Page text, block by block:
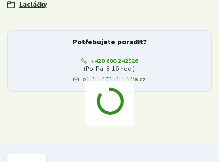
Lacláčky
Potřebujete poradit?
+420 608 242526
(Po-Pá, 8-16 hod.)
obchod@kalupinka.cz